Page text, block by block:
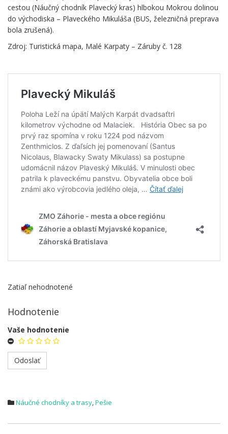
cestou (Náučný chodník Plavecký kras) hlbokou Mokrou dolinou
do východiska – Plaveckého Mikuláša (BUS, železničná preprava
bola zrušená).
Zdroj: Turistická mapa, Malé Karpaty – Záruby č. 128
Zatiaľ nehodnotené
Hodnotenie
Vaše hodnotenie
Náučné chodníky a trasy,Pešie